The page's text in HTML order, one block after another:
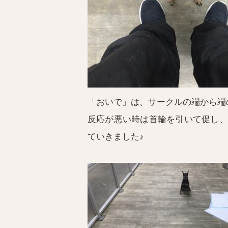
「おいで」は、サークルの端から
反応が悪い時は首輪を引いて促し
ていきました♪